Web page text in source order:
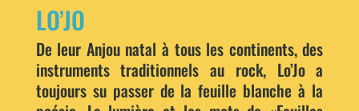
LO’JO
De leur Anjou natal à tous les continents, des
instruments traditionnels au rock, Lo’Jo a
toujours su passer de la feuille blanche à la